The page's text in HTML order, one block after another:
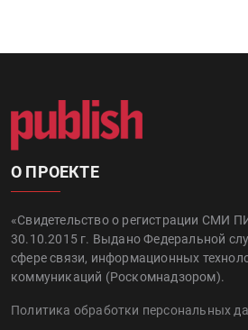
О ПРОЕКТЕ
«Свидетельство о регистрации СМИ
30.10.2015 г. Выдано Федеральной
сфере связи, информационных
коммуникаций (Роскомнадзором).
Политика обработки персональных